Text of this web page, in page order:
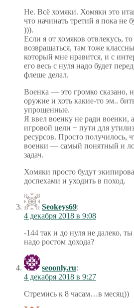
Не. Всё хомяки. Хомяки это
что начинать третий я пока не
))).
Если я от хомяков отвлекусь,
возвращаться, там тоже
который мне нравится, и с
его весь с нуля надо будет
флеше делал.
Военка — это громко сказано,
оружие и хоть какие-то эм..
упрощенные.
Я ввел военку не ради военки,
игровой цели + пути для
ресурсов. Просто получилось,
военки — самый понятный и
задач.
Хомяки просто будут
доспехами и уходить в поход.
Seokeys69:
4 декабря 2018 в 9:08
-144 так и до нуля не далеко,
надо ростом дохода?
seoonly.ru:
4 декабря 2018 в 9:27
Стремись к 8 часам…в месяц))